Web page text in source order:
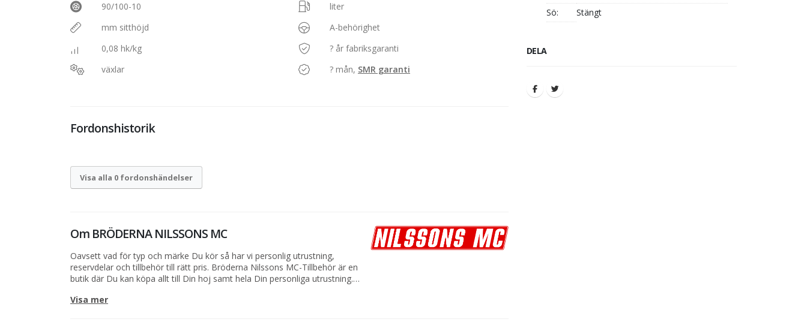
90/100-10
mm sitthöjd
0,08 hk/kg
växlar
liter
A-behörighet
? år fabriksgaranti
? mån, SMR garanti
Fordonshistorik
Visa alla 0 fordonshändelser
Om BRÖDERNA NILSSONS MC
Oavsett vad för typ och märke Du kör så har vi personlig utrustning,
reservdelar och tillbehör till rätt pris. Bröderna Nilssons MC-Tillbehör är en
butik där Du kan köpa allt till Din hoj samt hela Din personliga utrustning.
Visa mer
Sö:
Stängt
DELA